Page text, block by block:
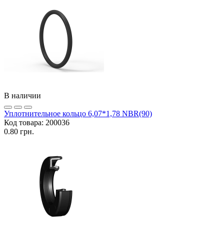
В наличии
Уплотнительное кольцо 6,07*1,78 NBR(90)
Код товара: 200036
0.80 грн.